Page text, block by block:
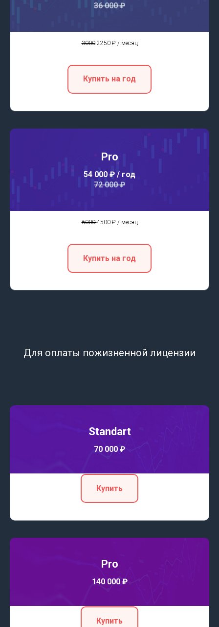
36 000 ₽
30002250 ₽ / месяц
Купить на год
Pro
54 000 ₽ / год
72 000 ₽
60004500 ₽ / месяц
Купить на год
Для оплаты пожизненной лицензии
Standart
70 000 ₽
Купить
Pro
140 000 ₽
Купить